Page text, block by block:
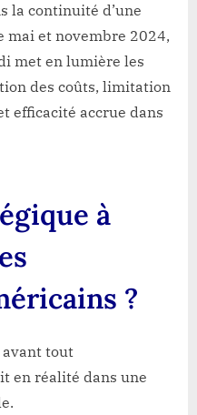
la continuité d’une
mai et novembre 2024,
met en lumière les
des coûts, limitation
efficacité accrue dans
à
?
tout
en réalité dans une